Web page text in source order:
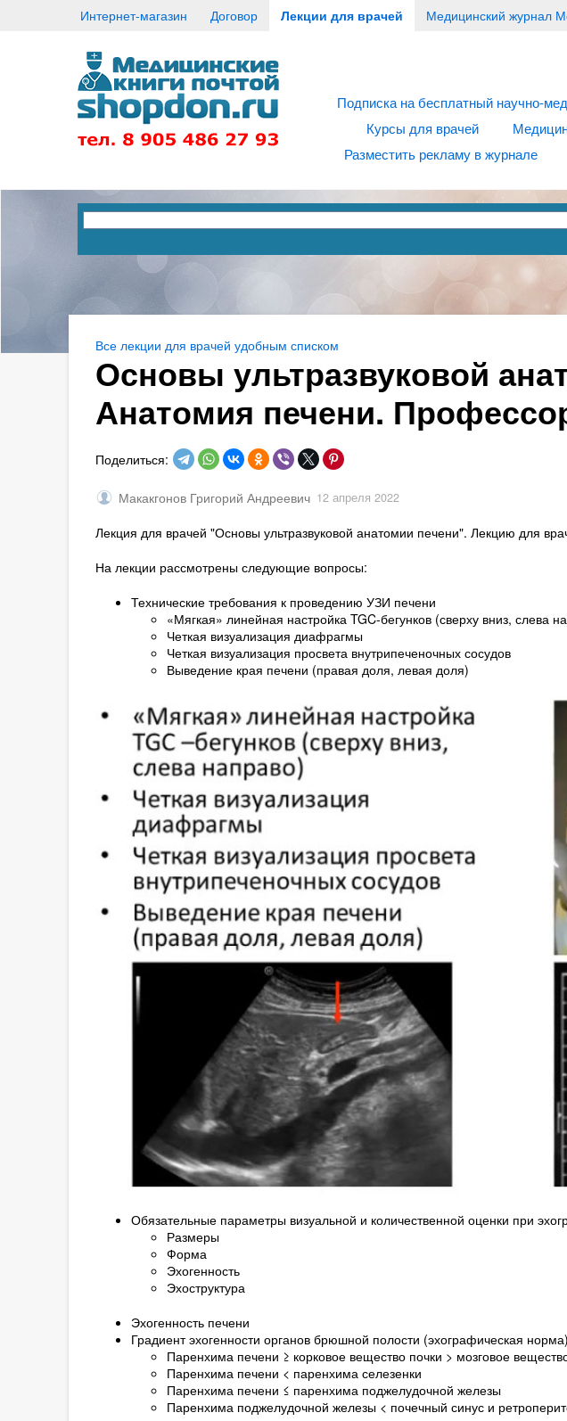
Интернет-магазин Договор Лекции для врачей Медицинский журнал
Подписка на бесплатный научно-
Курсы для врачей
Разместить рекламу в журнале
Все лекции для врачей удобным списком
Основы ультразвуковой
Анатомия печени.
Поделиться:
Макакгонов Григорий Андреевич 12 апреля 2022
Лекция для врачей "Основы ультразвуковой анатомии печени". Лекцию для
На лекции рассмотрены следующие вопросы:
Технические требования к проведению УЗИ печени
«Мягкая» линейная настройка TGC-бегунков (сверху вниз, слева
Четкая визуализация диафрагмы
Четкая визуализация просвета внутрипеченочных сосудов
Выведение края печени (правая доля, левая доля)
Обязательные параметры визуальной и количественной оценки при
Размеры
Форма
Эхогенность
Эхоструктура
Эхогенность печени
Градиент эхогенности органов брюшной полости (эхографическая норма)
Паренхима печени ≥ корковое вещество почки > мозговое
Паренхима печени < паренхима селезенки
Паренхима печени ≤ паренхима поджелудочной железы
Паренхима поджелудочной железы < почечный синус и